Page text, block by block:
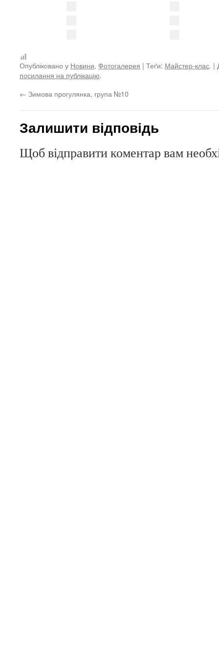
Опубліковано у Новини, Фотогалерея | Теґи: Майстер-клас. |
посилання на публікацію.
← Зимова прогулянка, група №10
Залишити відповідь
Щоб відправити коментар вам